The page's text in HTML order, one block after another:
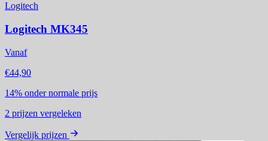
Logitech
Logitech MK345
Vanaf
€44,90
14% onder normale prijs
2 prijzen vergeleken
Vergelijk prijzen